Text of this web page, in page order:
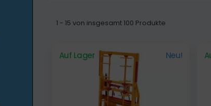
1 - 15 von insgesamt 100 Produkte
Auf Lager Neu!